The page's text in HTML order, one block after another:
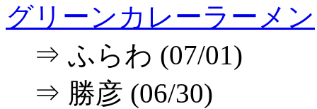
グリーンカレーラーメン
⇒ ふらわ (07/01)
⇒ 勝彦 (06/30)